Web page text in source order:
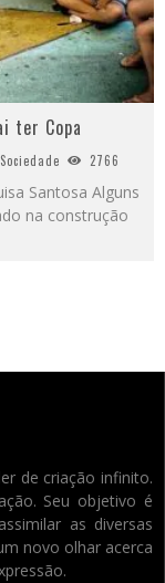
ter Copa
Sociedade 2766
Santosa Alguns
na construção
de criação infinito.
Seu objetivo é
as diversas
novo olhar acerca